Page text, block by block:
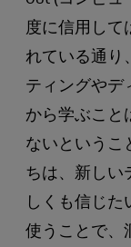
度に信用し
れている通り
ティングやデ
から学ぶこと
ないというこ
ちは、新しい
しくも信じ
使うことで、